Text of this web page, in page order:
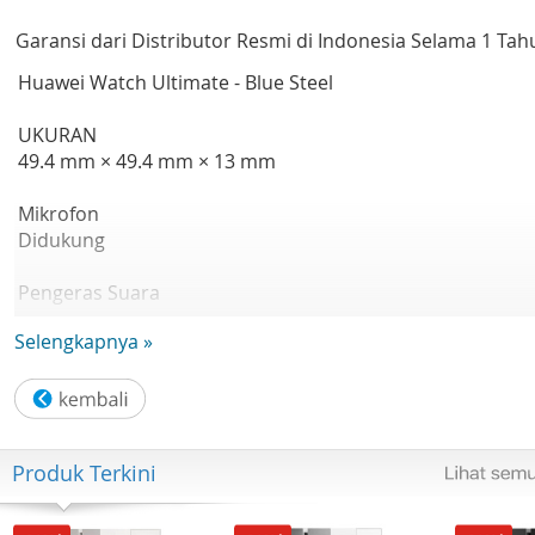
Garansi dari Distributor Resmi di Indonesia Selama 1
Huawei Watch Ultimate - Blue Steel
UKURAN
49.4 mm × 49.4 mm × 13 mm
Mikrofon
Didukung
Pengeras Suara
Sekitar 78 g (tidak termasuk tali)
TAMPILAN
Ukuran
Layar warna AMOLED LTPO 1.5 inci
Resolusi
Selengkapnya »
Produk Terkini